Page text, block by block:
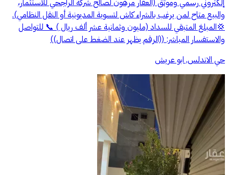
إلكتروني رسمي وموثق (العقار مرهون لصالح شركة الراجحي للاستثمار،
والبيع متاح لمن يرغب بالشراء كاش لتسوية المديونية أو النقل النظامي).
💢المبلغ المتبقي للسداد (مليون وثمانية عشر ألف ريال ) 📞 للتواصل
والاستفسار المباشر: ((الرقم يظهر عند الضغط على اتصال))
حي الاندلس, ابو عريش